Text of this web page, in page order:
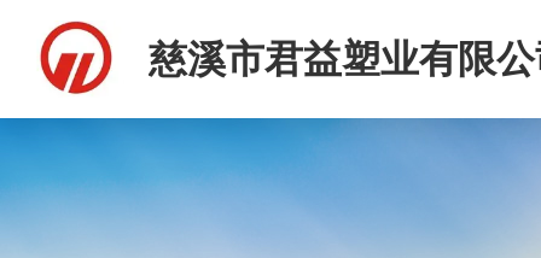
慈溪市君益塑业有限